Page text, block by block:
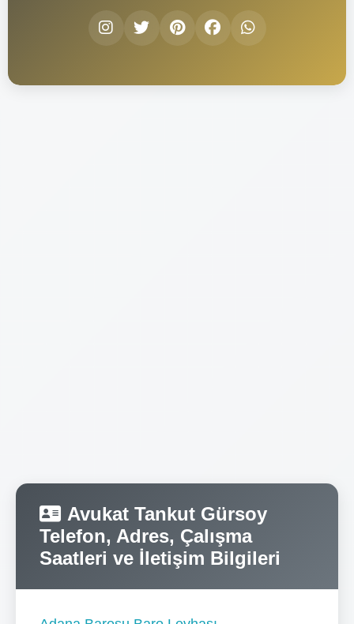
Avukat Tankut Gürsoy
Telefon, Adres, Çalışma
Saatleri ve İletişim Bilgileri